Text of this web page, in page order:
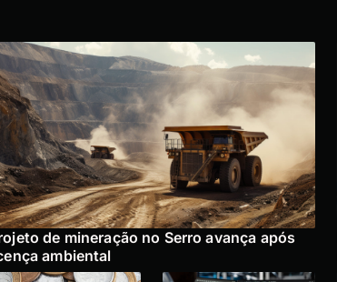
de mineração no Serro avança após
ambiental